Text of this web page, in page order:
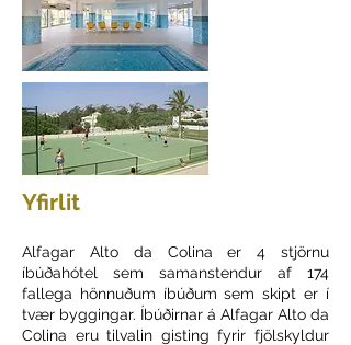
Yfirlit
Alfagar Alto da Colina er 4 stjörnu
íbúðahótel sem samanstendur af 174
fallega hönnuðum íbúðum sem skipt er í
tvær byggingar. Íbúðirnar á Alfagar Alto da
Colina eru tilvalin gisting fyrir fjölskyldur